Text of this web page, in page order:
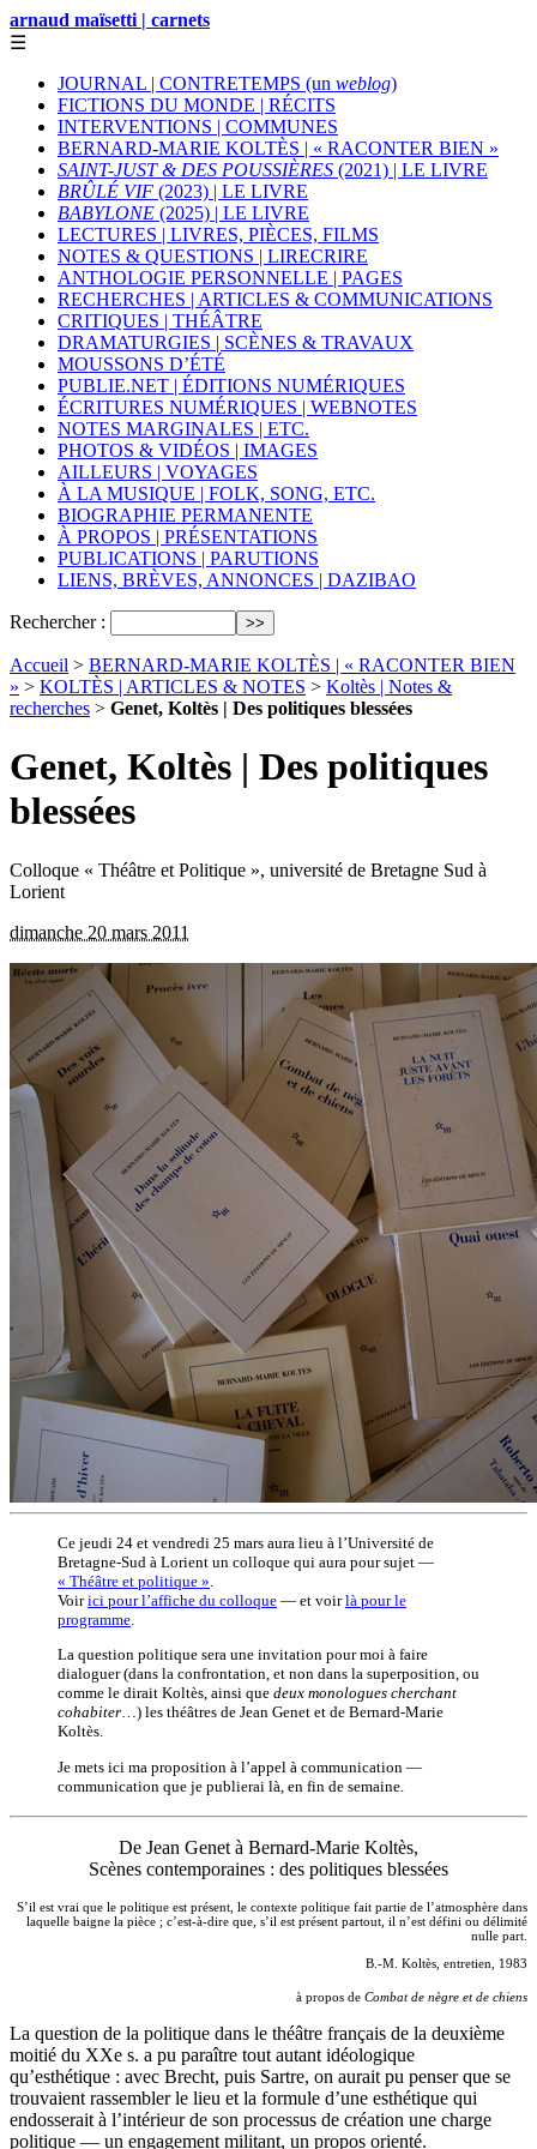
arnaud maïsetti | carnets
☰
JOURNAL | CONTRETEMPS (un weblog)
FICTIONS DU MONDE | RÉCITS
INTERVENTIONS | COMMUNES
BERNARD-MARIE KOLTÈS | « RACONTER BIEN »
SAINT-JUST & DES POUSSIÈRES (2021) | LE LIVRE
BRÛLÉ VIF (2023) | LE LIVRE
BABYLONE (2025) | LE LIVRE
LECTURES | LIVRES, PIÈCES, FILMS
NOTES & QUESTIONS | LIRECRIRE
ANTHOLOGIE PERSONNELLE | PAGES
RECHERCHES | ARTICLES & COMMUNICATIONS
CRITIQUES | THÉÂTRE
DRAMATURGIES | SCÈNES & TRAVAUX
MOUSSONS D’ÉTÉ
PUBLIE.NET | ÉDITIONS NUMÉRIQUES
ÉCRITURES NUMÉRIQUES | WEBNOTES
NOTES MARGINALES | ETC.
PHOTOS & VIDÉOS | IMAGES
AILLEURS | VOYAGES
À LA MUSIQUE | FOLK, SONG, ETC.
BIOGRAPHIE PERMANENTE
À PROPOS | PRÉSENTATIONS
PUBLICATIONS | PARUTIONS
LIENS, BRÈVES, ANNONCES | DAZIBAO
Rechercher :
Accueil > BERNARD-MARIE KOLTÈS | « RACONTER BIEN
» > KOLTÈS | ARTICLES & NOTES > Koltès | Notes &
recherches > Genet, Koltès | Des politiques blessées
Genet, Koltès | Des politiques
blessées
Colloque « Théâtre et Politique », université de Bretagne Sud à
Lorient
dimanche 20 mars 2011
Ce jeudi 24 et vendredi 25 mars aura lieu à l’Université de
Bretagne-Sud à Lorient un colloque qui aura pour sujet —
« Théâtre et politique »
Voirici pour l’affiche du colloque — et voirlà pour le
programme
La question politique sera une invitation pour moi à faire
dialoguer (dans la confrontation, et non dans la superposition, ou
comme le dirait Koltès, ainsi que deux monologues cherchant
cohabiter…) les théâtres de Jean Genet et de Bernard-Marie
Koltès.
Je mets ici ma proposition à l’appel à communication —
communication que je publierai là, en fin de semaine.
De Jean Genet à Bernard-Marie Koltès,
Scènes contemporaines : des politiques blessées
S’il est vrai que le politique est présent, le contexte politique fait partie de l’atmosphère dans
laquelle baigne la pièce ; c’est-à-dire que, s’il est présent partout, il n’est défini ou délimité
nulle part.
B.-M. Koltès, entretien, 1983
à propos de Combat de nègre et de chiens
La question de la politique dans le théâtre français de la deuxième
moitié du XXe s. a pu paraître tout autant idéologique
qu’esthétique : avec Brecht, puis Sartre, on aurait pu penser que se
trouvaient rassembler le lieu et la formule d’une esthétique qui
endosserait à l’intérieur de son processus de création une charge
politique — un engagement militant, un propos orienté.